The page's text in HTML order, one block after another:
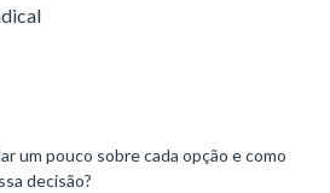
pouco sobre cada opção e como
decisão?